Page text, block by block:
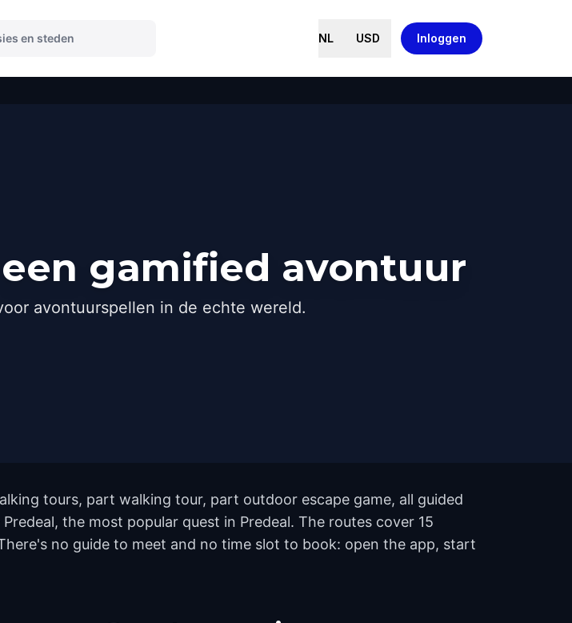
NL USD Inloggen
gamified avontuur
avontuurspellen in de echte wereld.
tours, part walking tour, part outdoor escape game, all guided
the most popular quest in Predeal. The routes cover 15
no guide to meet and no time slot to book: open the app, start